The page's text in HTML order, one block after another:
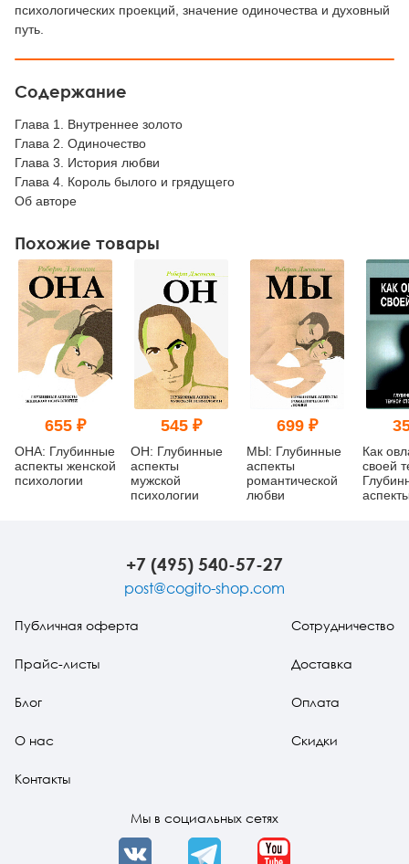
психологических проекций, значение одиночества и духовный
путь.
Содержание
Глава 1. Внутреннее золото
Глава 2. Одиночество
Глава 3. История любви
Глава 4. Король былого и грядущего
Об авторе
Похожие товары
655 ₽
ОНА: Глубинные
аспекты женской
психологии
545 ₽
ОН: Глубинные
аспекты
мужской
психологии
699 ₽
МЫ: Глубинные
аспекты
романтической
любви
Как
своей
+7 (495) 540-57-27
post@cogito-shop.com
Публичная оферта
Прайс-листы
Блог
О нас
Контакты
Сотрудничество
Доставка
Оплата
Скидки
Мы в социальных сетях
VK Telegram YouTube